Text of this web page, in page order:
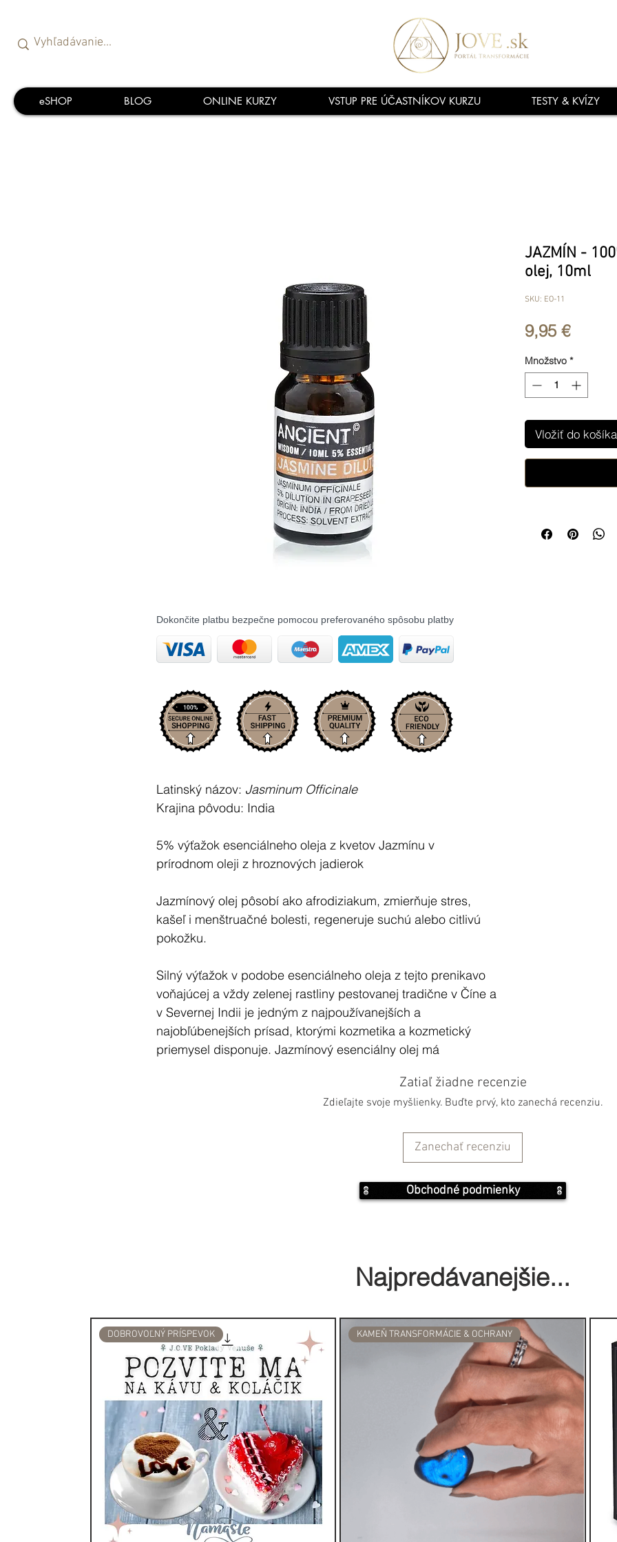
eSHOP BLOG ONLINE KURZY VSTUP PRE ÚČASTNÍKOV KURZU TESTY & KVÍZY
Dokončite platbu bezpečne pomocou preferovaného spôsobu platby
Latinský názov: Jasminum Officinale
Krajina pôvodu: India
5% výťažok esenciálneho oleja z kvetov Jazmínu v
prírodnom oleji z hroznových jadierok
Jazmínový olej pôsobí ako afrodiziakum, zmierňuje stres,
kašeľ i menštruačné bolesti, regeneruje suchú alebo citlivú
pokožku.
Silný výťažok v podobe esenciálneho oleja z tejto prenikavo
voňajúcej a vždy zelenej rastliny pestovanej tradične v Číne a
v Severnej Indii je jedným z najpoužívanejších a
najobľúbenejších prísad, ktorými kozmetika a kozmetický
priemysel disponuje. Jazmínový esenciálny olej má
afrodiziakum. Nádherne voňajúci kvet jazmínu povznáša
náladu, a pomáha proti depresiam.
Vďaka svojim silným afrodiziakálnym vlastnostiam bol po
jazmínovom oleji v minulosti veľmi vysoký dopyt. Jasmínový
éterický olej sa často používal pri liečivých a náboženských
obradoch. V Číne ho používal v miestnostiach chorých na
nervové poruchy a na podporu pokojného spánku.
V terapeutickom zmysle môže jazmín liečiť suchú, starnúcu
pokožku. Používa sa v nízkych koncentráciách na liečbu
ekzémov a dermatitíd. Jazmín je navyše užitočný na
vyblednutie jaziev a ošetrenie strií po pôrode.
Jazmín dokáže zmierniť hnev, úzkosť a stres bez toho, aby
pôsobil ako sedatívum. Navyše pomáha otvárať nové
možností vďaka jasnejšiemu mysleniu.
Táto upokojujúca a vyrovnávajúca sila jazmínu pomáha tiež
znížovať zápaly pochádzajúce z emočného stresu. Jazmín má
dlhú históriu zvyšovania libida, uvoľňovania zábran a
inšpirovania k sexuálnej túžbe. Jeho vlastnosti
JAZMÍN -
olej, 10ml
SKU: EO-11
9,95 €Price
Množstvo *
Vložiť do košíka
Zatiaľ žiadne recenzie
Zdieľajte svoje myšlienky. Buďte prvý, kto zanechá recenziu.
Zanechať recenziu
Obchodné podmienky
Najpredávanejšie...
DOBROVOĽNÝ PRÍSPEVOK KAMEŇ TRANSFORMÁCIE & OCHRANY